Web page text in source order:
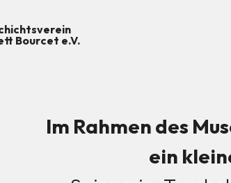
Bourcet e.V.
Im Rahmen des
ein